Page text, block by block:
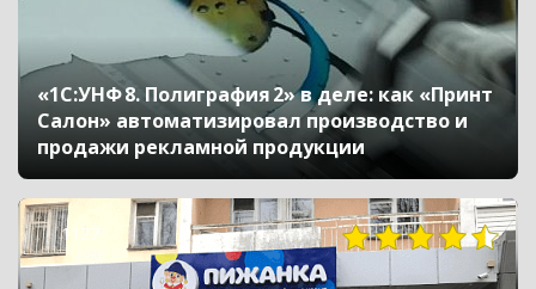
«1С:УНФ 8. Полиграфия 2» в деле: как «Принт
Салон» автоматизировал производство и
продажи рекламной продукции
1127